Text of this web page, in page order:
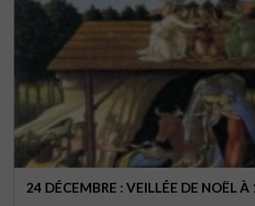
24 DÉCEMBRE : VEILLÉE DE NOËL À